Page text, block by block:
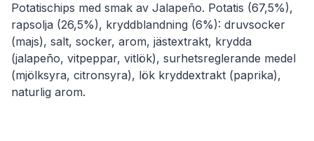
Potatischips med smak av Jalapeño. Potatis (67,5%),
rapsolja (26,5%), kryddblandning (6%): druvsocker
(majs), salt, socker, arom, jästextrakt, krydda
(jalapeño, vitpeppar, vitlök), surhetsreglerande medel
(mjölksyra, citronsyra), lök kryddextrakt (paprika),
naturlig arom.